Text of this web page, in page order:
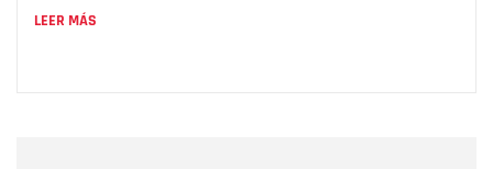
LEER MÁS